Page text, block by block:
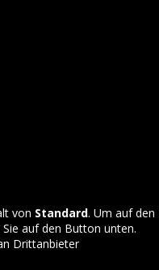
von Standard. Um auf den
auf den Button unten.
Drittanbieter